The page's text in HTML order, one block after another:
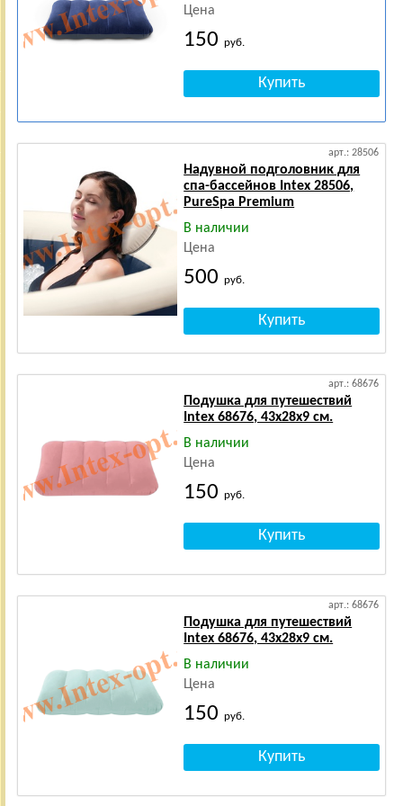
В нашем интернет-магазине представлен широкий выбор
надувных подушек, которые отличаются не только по
форме, но и цветовой гамме.
Кроме того, у нас Вы можете купить полноценный
комплект путешественника, в который, помимо подушки,
Цена
150руб.
арт.: 28506
Надувной подголовник для
спа-бассейнов Intex 28506,
PureSpa Premium
В наличии
Цена
500руб.
арт.: 68676
Подушка для путешествий
Intex 68676, 43х28х9 см.
В наличии
Цена
150руб.
арт.: 68676
Подушка для путешествий
Intex 68676, 43х28х9 см.
В наличии
Цена
150руб.